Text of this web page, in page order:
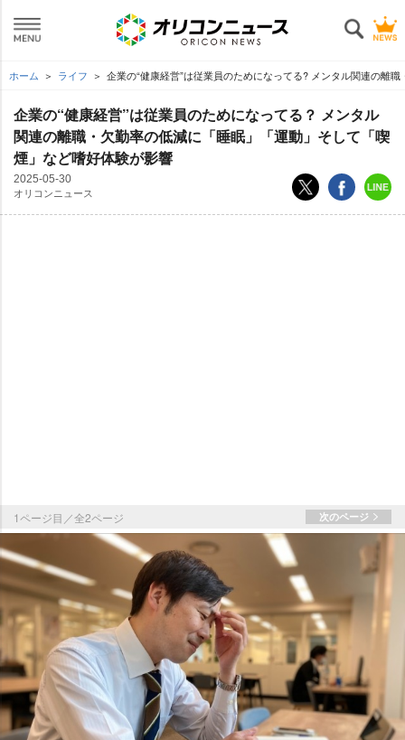
ホーム ライフ 企業の“健康経営”は従業員のためになってる? メンタル関連の離
企業の“健康経営”は従業員のためになってる？ メンタル
関連の離職・欠勤率の低減に「睡眠」「運動」そして「喫
煙」など嗜好体験が影響
2025-05-30
オリコンニュース
1ページ目／全2ページ 次のページ